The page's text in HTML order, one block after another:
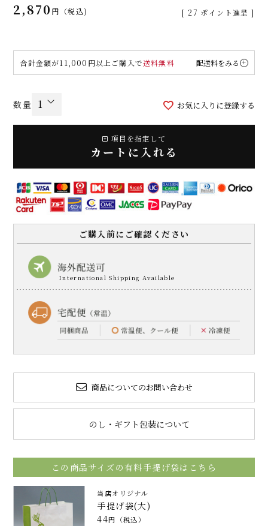
2,870 税込 [ 27 ポイント進呈 ]
合計金額が11,000円以上ご購入で送料無料 配送料をみる
お気に入りに登録する
項目を指定して
カートに入れる
ご購入前にご確認ください
商品についてのお問い合わせ
のし・ギフト包装について
この商品サイズの有料手提げ袋はこちら
当店オリジナル
手提げ袋(大)
44円（税込）